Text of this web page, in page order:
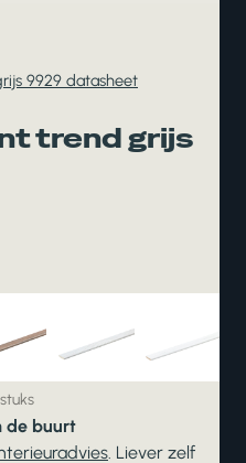
9929 datasheet
trend grijs
de buurt
. Liever zelf